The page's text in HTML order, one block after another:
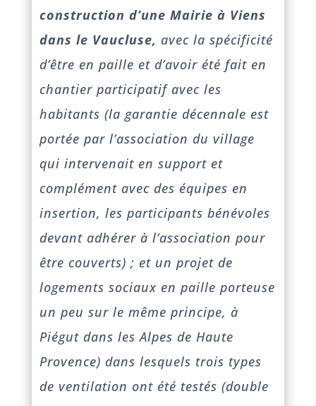
construction d’une Mairie à Viens
dans le Vaucluse, avec la spécificité
d’être en paille et d’avoir été fait en
chantier participatif avec les
habitants (la garantie décennale est
portée par l’association du village
qui intervenait en support et
complément avec des équipes en
insertion, les participants bénévoles
devant adhérer à l’association pour
être couverts) ; et un projet de
logements sociaux en paille porteuse
un peu sur le même principe, à
Piégut dans les Alpes de Haute
Provence) dans lesquels trois types
de ventilation ont été testés (double